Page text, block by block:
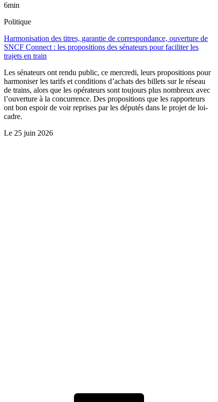
6min
Politique
Harmonisation des titres, garantie de correspondance, ouverture de
SNCF Connect : les propositions des sénateurs pour faciliter les
trajets en train
Les sénateurs ont rendu public, ce mercredi, leurs propositions pour
harmoniser les tarifs et conditions d’achats des billets sur le réseau
de trains, alors que les opérateurs sont toujours plus nombreux avec
l’ouverture à la concurrence. Des propositions que les rapporteurs
ont bon espoir de voir reprises par les députés dans le projet de loi-
cadre.
Le 25 juin 2026